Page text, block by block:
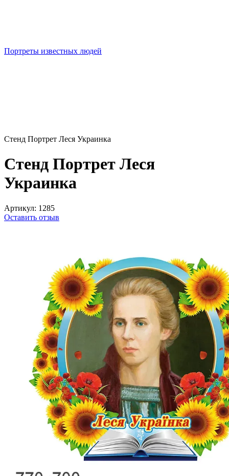
Портреты известных людей
Стенд Портрет Леся Украинка
Стенд Портрет Леся
Украинка
Артикул: 1285
Оставить отзыв